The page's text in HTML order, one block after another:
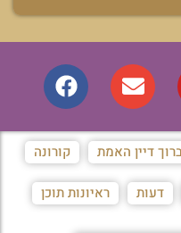
דיין האמת קורונה
דעות ראיונות תוכן